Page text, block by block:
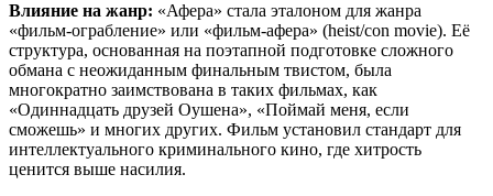
Влияние на жанр: «Афера» стала эталоном для жанра
«фильм-ограбление» или «фильм-афера» (heist/con movie). Её
структура, основанная на поэтапной подготовке сложного
обмана с неожиданным финальным твистом, была
многократно заимствована в таких фильмах, как
«Одиннадцать друзей Оушена», «Поймай меня, если
сможешь» и многих других. Фильм установил стандарт для
интеллектуального криминального кино, где хитрость
ценится выше насилия.